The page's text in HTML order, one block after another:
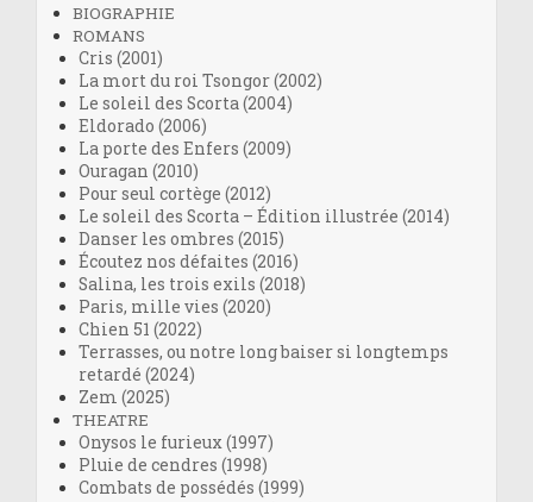
BIOGRAPHIE
ROMANS
Cris (2001)
La mort du roi Tsongor (2002)
Le soleil des Scorta (2004)
Eldorado (2006)
La porte des Enfers (2009)
Ouragan (2010)
Pour seul cortège (2012)
Le soleil des Scorta – Édition illustrée (2014)
Danser les ombres (2015)
Écoutez nos défaites (2016)
Salina, les trois exils (2018)
Paris, mille vies (2020)
Chien 51 (2022)
Terrasses, ou notre long baiser si longtemps
retardé (2024)
Zem (2025)
THEATRE
Onysos le furieux (1997)
Pluie de cendres (1998)
Combats de possédés (1999)